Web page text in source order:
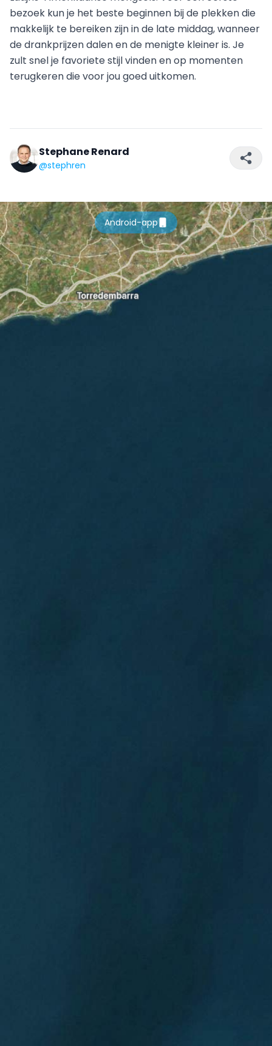
bezoek kun je het beste beginnen bij de plekken die
makkelijk te bereiken zijn in de late middag, wanneer
de drankprijzen dalen en de menigte kleiner is. Je
zult snel je favoriete stijl vinden en op momenten
terugkeren die voor jou goed uitkomen.
Stephane Renard
@stephren
Android-app